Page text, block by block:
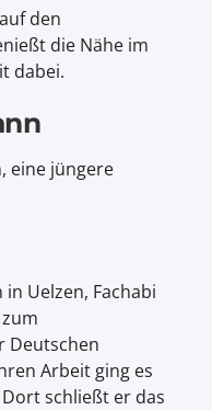
den
die Nähe im
dabei.
eine jüngere
Uelzen, Fachabi
Deutschen
Arbeit ging es
schließt er das